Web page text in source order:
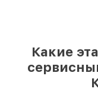
Какие